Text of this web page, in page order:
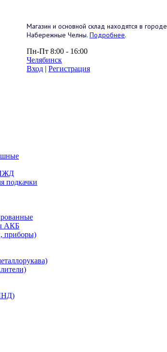
Магазин и основной склад находятся в городе
Набережные Челны. Подробнее.
Пн-Пт 8:00 - 16:00
Челябинск
Вход | Регистрация
ПЖД
подкачки
АКБ
приборы)